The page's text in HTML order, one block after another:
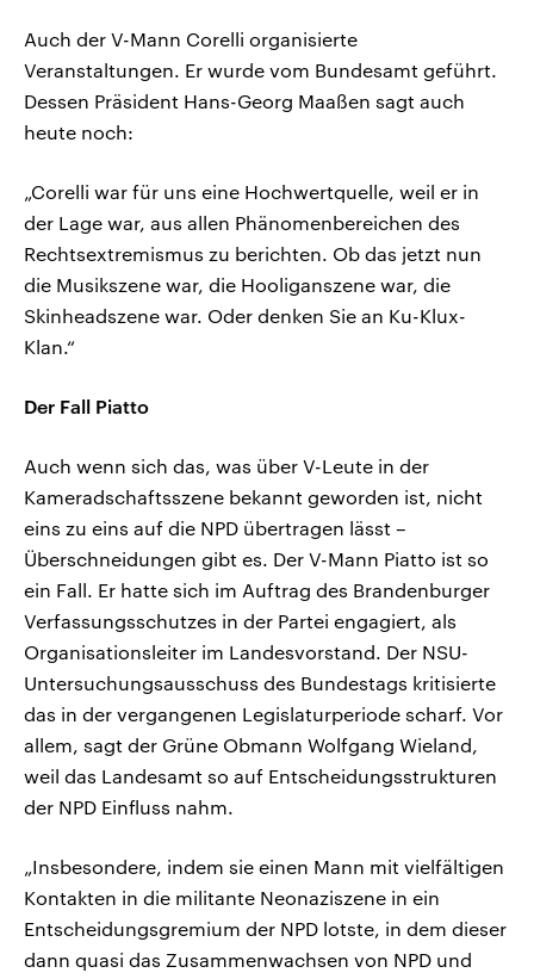
Auch der V-Mann Corelli organisierte
Veranstaltungen. Er wurde vom Bundesamt geführt.
Dessen Präsident Hans-Georg Maaßen sagt auch
heute noch:
„Corelli war für uns eine Hochwertquelle, weil er in
der Lage war, aus allen Phänomenbereichen des
Rechtsextremismus zu berichten. Ob das jetzt nun
die Musikszene war, die Hooliganszene war, die
Skinheadszene war. Oder denken Sie an Ku-Klux-
Klan.“
Der Fall Piatto
Auch wenn sich das, was über V-Leute in der
Kameradschaftsszene bekannt geworden ist, nicht
eins zu eins auf die NPD übertragen lässt –
Überschneidungen gibt es. Der V-Mann Piatto ist so
ein Fall. Er hatte sich im Auftrag des Brandenburger
Verfassungsschutzes in der Partei engagiert, als
Organisationsleiter im Landesvorstand. Der NSU-
Untersuchungsausschuss des Bundestags kritisierte
das in der vergangenen Legislaturperiode scharf. Vor
allem, sagt der Grüne Obmann Wolfgang Wieland,
weil das Landesamt so auf Entscheidungsstrukturen
der NPD Einfluss nahm.
„Insbesondere, indem sie einen Mann mit vielfältigen
Kontakten in die militante Neonaziszene in ein
Entscheidungsgremium der NPD lotste, in dem dieser
dann quasi das Zusammenwachsen von NPD und